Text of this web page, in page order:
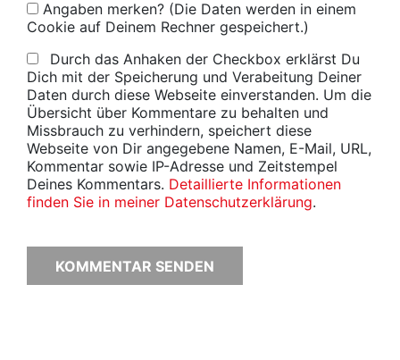
Angaben merken? (Die Daten werden in einem
Cookie auf Deinem Rechner gespeichert.)
Durch das Anhaken der Checkbox erklärst Du
Dich mit der Speicherung und Verabeitung Deiner
Daten durch diese Webseite einverstanden. Um die
Übersicht über Kommentare zu behalten und
Missbrauch zu verhindern, speichert diese
Webseite von Dir angegebene Namen, E-Mail, URL,
Kommentar sowie IP-Adresse und Zeitstempel
Deines Kommentars. Detaillierte Informationen
finden Sie in meiner Datenschutzerklärung.